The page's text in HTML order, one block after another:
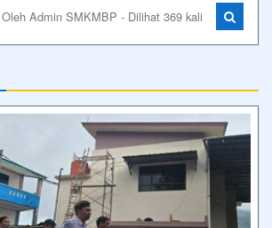
Admin SMKMBP - Dilihat 369 kali